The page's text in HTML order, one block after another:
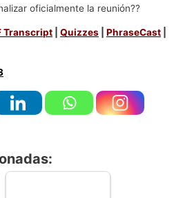
oficialmente la reunión??
Transcript |Quizzes |PhraseCast